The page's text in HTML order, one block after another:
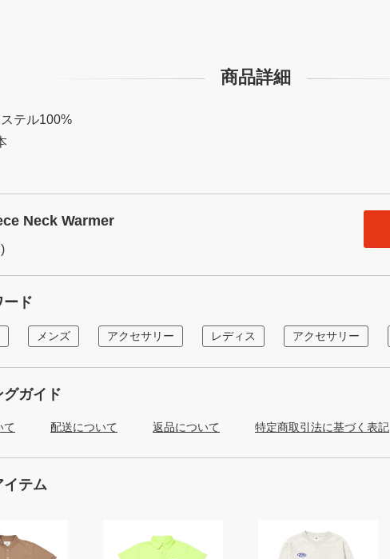
商品詳細
テル100%
Neck Warmer
ード
メンズ アクセサリー レディス アクセサリー
グガイド
て 配送について 返品について 特定商取引法に基づく表記
イテム